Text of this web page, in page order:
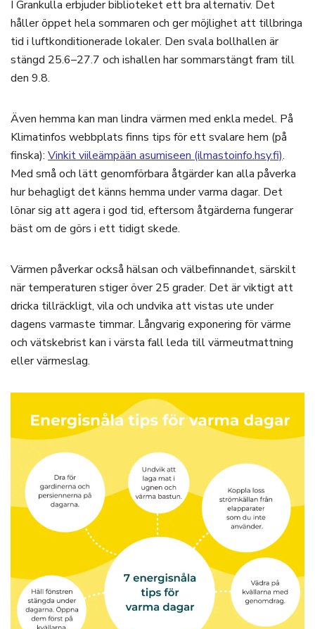
I Grankulla erbjuder biblioteket ett bra alternativ. Det
håller öppet hela sommaren och ger möjlighet att tillbringa
tid i luftkonditionerade lokaler. Den svala bollhallen är
stängd 25.6–27.7 och ishallen har sommarstängt fram till
den 9.8.
Även hemma kan man lindra värmen med enkla medel. På
Klimatinfos webbplats finns tips för ett svalare hem (på
finska): Vinkit viileämpään asumiseen (ilmastoinfo.hsy.fi).
Med små och lätt genomförbara åtgärder kan alla påverka
hur behagligt det känns hemma under varma dagar. Det
lönar sig att agera i god tid, eftersom åtgärderna fungerar
bäst om de görs i ett tidigt skede.
Värmen påverkar också hälsan och välbefinnandet, särskilt
när temperaturen stiger över 25 grader. Det är viktigt att
dricka tillräckligt, vila och undvika att vistas ute under
dagens varmaste timmar. Långvarig exponering för värme
och vätskebrist kan i värsta fall leda till värmeutmattning
eller värmeslag.